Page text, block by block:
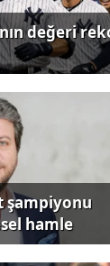
değeri
şampiyonu
hamle